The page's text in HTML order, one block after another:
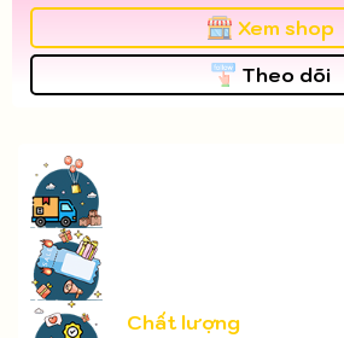
Xem shop
Theo dõi
Chất lượng